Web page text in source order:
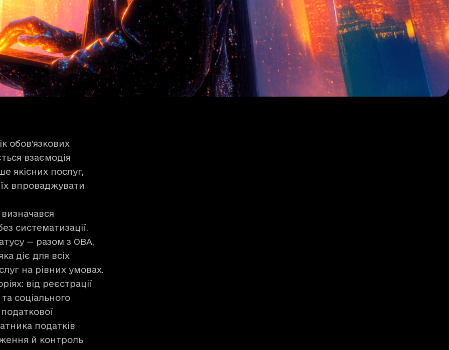
обов’язкових
взаємодія
якісних послуг,
впроваджувати
систематизації.
— разом з ОВА,
діє для всіх
на рівних умовах.
від реєстрації
соціального
податків
й контроль